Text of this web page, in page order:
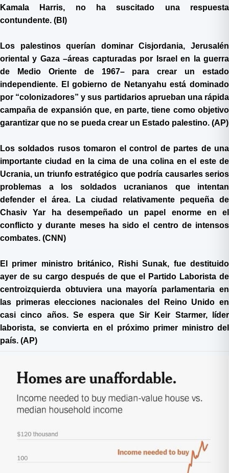
Kamala Harris, no ha suscitado una respuesta
contundente. (BI)
Los palestinos querían dominar Cisjordania, Jerusalén
oriental y Gaza –áreas capturadas por Israel en la guerra
de Medio Oriente de 1967– para crear un estado
independiente. El gobierno de Netanyahu está dominado
por “colonizadores” y sus partidarios aprueban una rápida
campaña de expansión que, en parte, tiene como objetivo
garantizar que no se pueda crear un Estado palestino. (AP)
Los soldados rusos tomaron el control de partes de una
importante ciudad en la cima de una colina en el este de
Ucrania, un triunfo estratégico que podría causarles serios
problemas a los soldados ucranianos que intentan
defender el área. La ciudad relativamente pequeña de
Chasiv Yar ha desempeñado un papel enorme en el
conflicto y durante meses ha sido el centro de intensos
combates. (CNN)
El primer ministro británico, Rishi Sunak, fue destituido
ayer de su cargo después de que el Partido Laborista de
centroizquierda obtuviera una mayoría parlamentaria en
las primeras elecciones nacionales del Reino Unido en
casi cinco años. Se espera que Sir Keir Starmer, líder
laborista, se convierta en el próximo primer ministro del
país. (AP)